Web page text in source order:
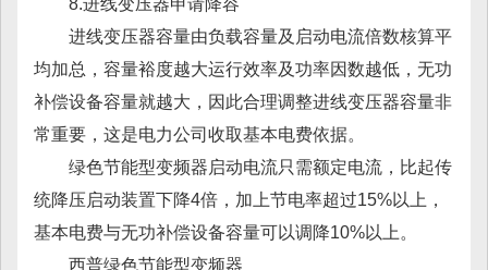
8.进线变压器申请降容
进线变压器容量由负载容量及启动电流倍数核算平
均加总，容量裕度越大运行效率及功率因数越低，无功
补偿设备容量就越大，因此合理调整进线变压器容量非
常重要，这是电力公司收取基本电费依据。
绿色节能型变频器启动电流只需额定电流，比起传
统降压启动装置下降4倍，加上节电率超过15%以上，
基本电费与无功补偿设备容量可以调降10%以上。
西普绿色节能型变频器